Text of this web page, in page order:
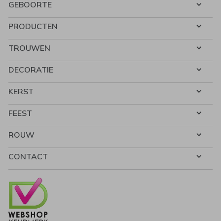
GEBOORTE
PRODUCTEN
TROUWEN
DECORATIE
KERST
FEEST
ROUW
CONTACT